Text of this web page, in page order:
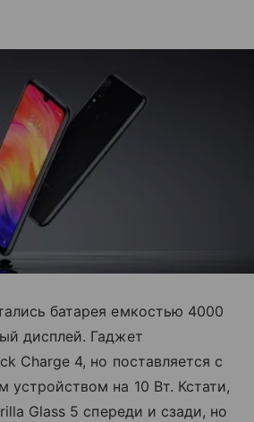
батарея емкостью 4000
дисплей. Гаджет
Charge 4, но поставляется с
на 10 Вт. Кстати,
Glass 5 спереди и сзади, но